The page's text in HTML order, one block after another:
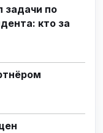
задачи по
кто за